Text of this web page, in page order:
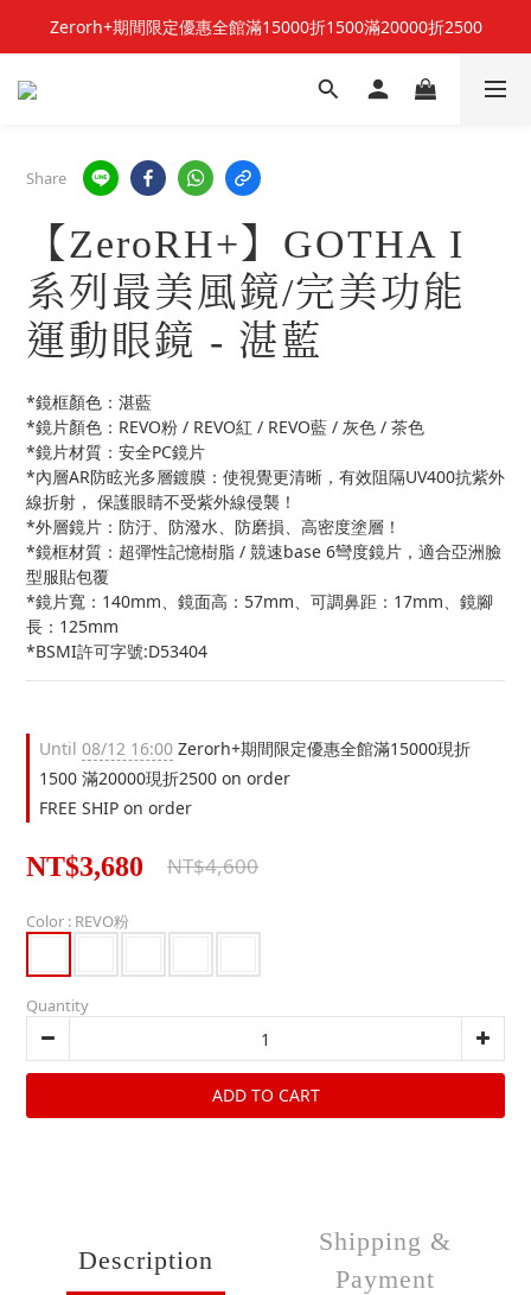
立即加入Zerorh+官網會員，獲得購物禮金
Zerorh+期間限定優惠全館滿15000折1500滿20000折2500
立即加入Zerorh+官網會員，獲得購物禮金
Share
【ZeroRH+】GOTHA I
系列最美風鏡/完美功能
運動眼鏡 - 湛藍
*鏡框顏色：湛藍
*鏡片顏色：REVO粉 / REVO紅 / REVO藍 / 灰色 / 茶色
*鏡片材質：安全PC鏡片
*內層AR防眩光多層鍍膜：使視覺更清晰，有效阻隔UV400抗紫外
線折射， 保護眼睛不受紫外線侵襲！
*外層鏡片：防汙、防潑水、防磨損、高密度塗層！
*鏡框材質：超彈性記憶樹脂 / 競速base 6彎度鏡片，適合亞洲臉
型服貼包覆
*鏡片寬：140mm、鏡面高：57mm、可調鼻距：17mm、鏡腳
長：125mm
*BSMI許可字號:D53404
Until 08/12 16:00 Zerorh+期間限定優惠全館滿15000現折
1500 滿20000現折2500 on order
FREE SHIP on order
NT$3,680 NT$4,600
Color : REVO粉
Quantity
ADD TO CART
Description
Shipping &
Payment